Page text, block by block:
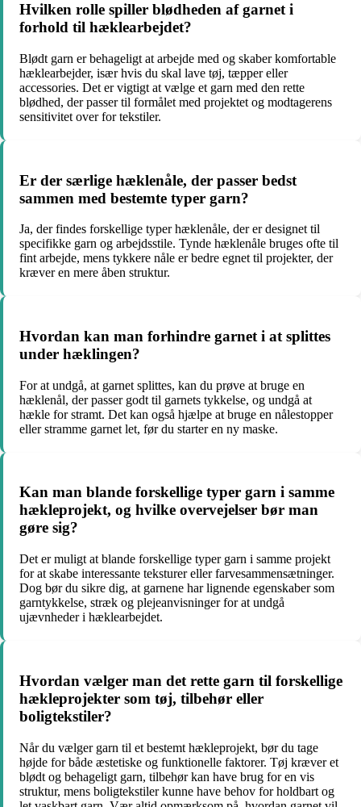
Hvilken rolle spiller blødheden af garnet i
forhold til hæklearbejdet?
Blødt garn er behageligt at arbejde med og skaber komfortable
hæklearbejder, især hvis du skal lave tøj, tæpper eller
accessories. Det er vigtigt at vælge et garn med den rette
blødhed, der passer til formålet med projektet og modtagerens
sensitivitet over for tekstiler.
Er der særlige hæklenåle, der passer bedst
sammen med bestemte typer garn?
Ja, der findes forskellige typer hæklenåle, der er designet til
specifikke garn og arbejdsstile. Tynde hæklenåle bruges ofte til
fint arbejde, mens tykkere nåle er bedre egnet til projekter, der
kræver en mere åben struktur.
Hvordan kan man forhindre garnet i at splittes
under hæklingen?
For at undgå, at garnet splittes, kan du prøve at bruge en
hæklenål, der passer godt til garnets tykkelse, og undgå at
hækle for stramt. Det kan også hjælpe at bruge en nålestopper
eller stramme garnet let, før du starter en ny maske.
Kan man blande forskellige typer garn i samme
hækleprojekt, og hvilke overvejelser bør man
gøre sig?
Det er muligt at blande forskellige typer garn i samme projekt
for at skabe interessante teksturer eller farvesammensætninger.
Dog bør du sikre dig, at garnene har lignende egenskaber som
garntykkelse, stræk og plejeanvisninger for at undgå
ujævnheder i hæklearbejdet.
Hvordan vælger man det rette garn til forskellige
hækleprojekter som tøj, tilbehør eller
boligtekstiler?
Når du vælger garn til et bestemt hækleprojekt, bør du tage
højde for både æstetiske og funktionelle faktorer. Tøj kræver et
blødt og behageligt garn, tilbehør kan have brug for en vis
struktur, mens boligtekstiler kunne have behov for holdbart og